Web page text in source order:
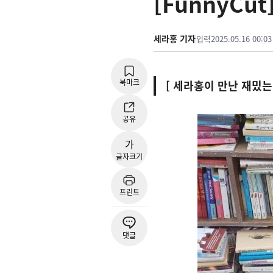
세라홍 기자입력2025.05.16 00:03
북마크
공유
가
글자크기
프린트
댓글
[ 세라홍이 만난 재밌